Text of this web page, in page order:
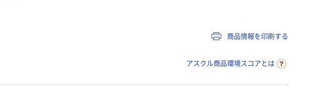
商品情報を印刷する
アスクル商品環境スコアとは